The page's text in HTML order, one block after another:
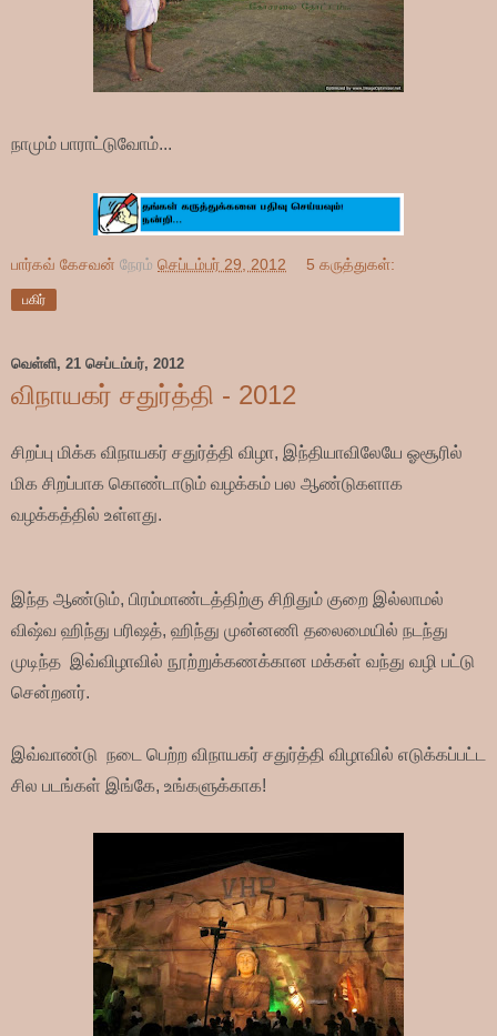
நாமும் பாராட்டுவோம்...
பார்கவ் கேசவன் நேரம் செப்டம்பர் 29, 2012 5 கருத்துகள்:
பகிர்
வெள்ளி, 21 செப்டம்பர், 2012
விநாயகர் சதுர்த்தி - 2012
சிறப்பு மிக்க விநாயகர் சதுர்த்தி விழா, இந்தியாவிலேயே ஓசூரில்
மிக சிறப்பாக கொண்டாடும் வழக்கம் பல ஆண்டுகளாக
வழக்கத்தில் உள்ளது.
இந்த ஆண்டும், பிரம்மாண்டத்திற்கு சிறிதும் குறை இல்லாமல்
விஷ்வ ஹிந்து பரிஷத், ஹிந்து முன்னணி தலைமையில் நடந்து
முடிந்த இவ்விழாவில் நூற்றுக்கணக்கான மக்கள் வந்து வழி பட்டு
சென்றனர்.
இவ்வாண்டு நடை பெற்ற விநாயகர் சதுர்த்தி விழாவில் எடுக்கப்பட்ட
சில படங்கள் இங்கே, உங்களுக்காக!